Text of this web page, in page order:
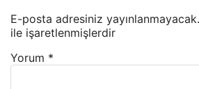
E-posta adresiniz yayınlanmayacak.
ile işaretlenmişlerdir
Yorum *